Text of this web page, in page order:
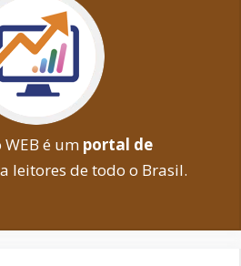
é um portal de
leitores de todo o Brasil.